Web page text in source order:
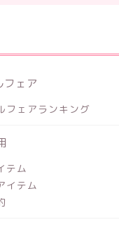
フェア
フェアランキング
テム
イテム